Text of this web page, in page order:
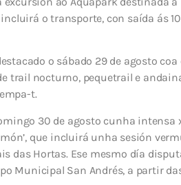
incluirá o transporte, con saída ás
o sábado 29 de agosto coa
trail nocturno, pequetrail e
t.
30 de agosto cunha intensa
que incluirá unha sesión
das Hortas. Ese mesmo día
Municipal San Andrés, a partir